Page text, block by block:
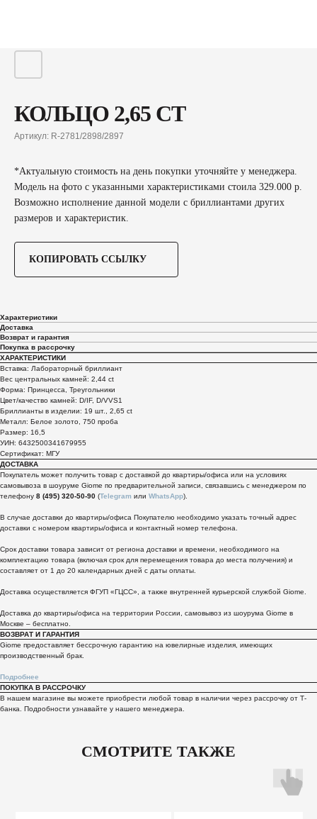
КОЛЬЦО 2,65 CT
Артикул: R-2781/2898/2897
*Актуальную стоимость на день покупки уточняйте у менеджера.
Модель на фото с указанными характеристиками стоила 329.000 р.
Возможно исполнение данной модели с бриллиантами других
размеров и характеристик.
КОПИРОВАТЬ ССЫЛКУ
Характеристики
Доставка
Возврат и гарантия
Покупка в рассрочку
ХАРАКТЕРИСТИКИ
Вставка: Лабораторный бриллиант
Вес центральных камней: 2,44 ct
Форма: Принцесса, Треугольники
Цвет/качество камней: D/IF, D/VVS1
Бриллианты в изделии: 19 шт., 2,65 ct
Металл: Белое золото, 750 проба
Размер: 16,5
УИН: 6432500341679955
Сертификат: МГУ
ДОСТАВКА
Покупатель может получить товар с доставкой до квартиры/офиса или на условиях
самовывоза в шоуруме Giome по предварительной записи, связавшись с менеджером по
телефону 8 (495) 320-50-90 (Telegram или WhatsApp).
В случае доставки до квартиры/офиса Покупателю необходимо указать точный адрес
доставки с номером квартиры/офиса и контактный номер телефона.
Срок доставки товара зависит от региона доставки и времени, необходимого на
комплектацию товара (включая срок для перемещения товара до места получения) и
составляет от 1 до 20 календарных дней с даты оплаты.
Доставка осуществляется ФГУП «ГЦСС», а также внутренней курьерской службой Giome.
Доставка до квартиры/офиса на территории России, самовывоз из шоурума Giome в
Москве – бесплатно.
ВОЗВРАТ И ГАРАНТИЯ
Giome предоставляет бессрочную гарантию на ювелирные изделия, имеющих
производственный брак.
Подробнее
ПОКУПКА В РАССРОЧКУ
В нашем магазине вы можете приобрести любой товар в наличии через рассрочку от Т-
банка. Подробности узнавайте у нашего менеджера.
СМОТРИТЕ ТАКЖЕ